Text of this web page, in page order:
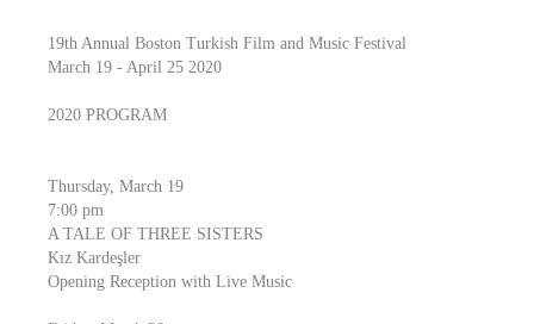
19th Annual Boston Turkish Film and Music Festival
March 19 - April 25 2020
2020 PROGRAM
Thursday, March 19
7:00 pm
A TALE OF THREE SISTERS
Kız Kardeşler
Opening Reception with Live Music